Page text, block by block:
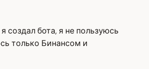
создал бота, я не пользуюсь
только Бинансом и